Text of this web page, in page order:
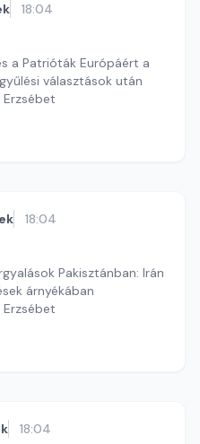
18:04
a Patrióták Európáért a
választások után
Erzsébet
18:04
Pakisztánban: Irán
árnyékában
Erzsébet
18:04